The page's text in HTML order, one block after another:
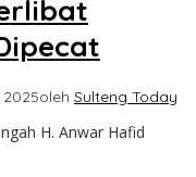
2025oleh Sulteng Today
H. Anwar Hafid